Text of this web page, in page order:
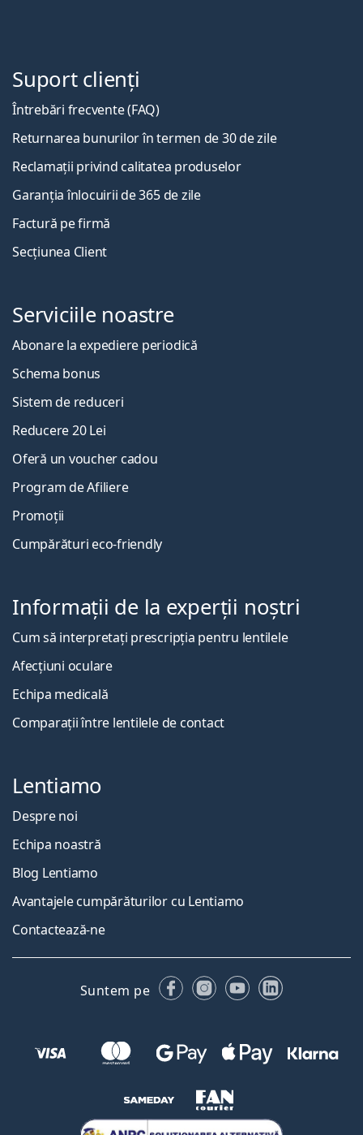
Suport clienți
Întrebări frecvente (FAQ)
Returnarea bunurilor în termen de 30 de zile
Reclamații privind calitatea produselor
Garanția înlocuirii de 365 de zile
Factură pe firmă
Secțiunea Client
Serviciile noastre
Abonare la expediere periodică
Schema bonus
Sistem de reduceri
Reducere 20 Lei
Oferă un voucher cadou
Program de Afiliere
Promoții
Cumpărături eco-friendly
Informații de la experții noștri
Cum să interpretați prescripția pentru lentilele
Afecțiuni oculare
Echipa medicală
Comparații între lentilele de contact
Lentiamo
Despre noi
Echipa noastră
Blog Lentiamo
Avantajele cumpărăturilor cu Lentiamo
Contactează-ne
Suntem pe FacebookInstagram
YouTubeLinkedIn